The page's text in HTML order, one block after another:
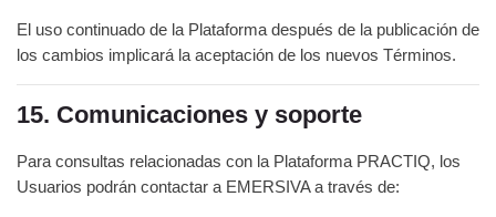
El uso continuado de la Plataforma después de la publicación de
los cambios implicará la aceptación de los nuevos Términos.
15. Comunicaciones y soporte
Para consultas relacionadas con la Plataforma PRACTIQ, los
Usuarios podrán contactar a EMERSIVA a través de: